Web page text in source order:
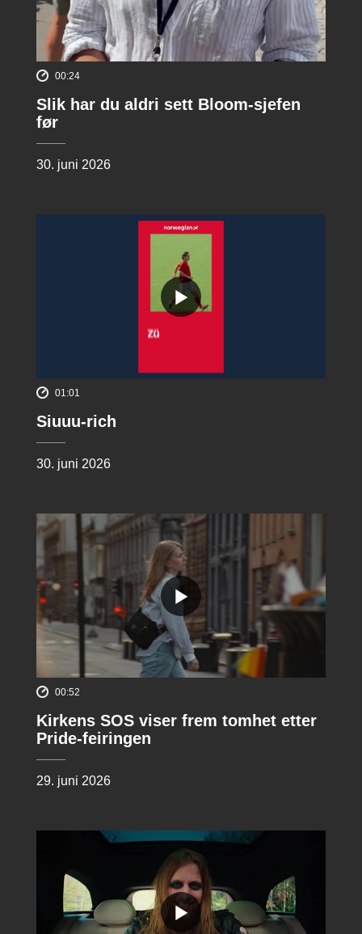
00:24
Slik har du aldri sett Bloom-sjefen
før
30. juni 2026
01:01
Siuuu-rich
30. juni 2026
00:52
Kirkens SOS viser frem tomhet etter
Pride-feiringen
29. juni 2026